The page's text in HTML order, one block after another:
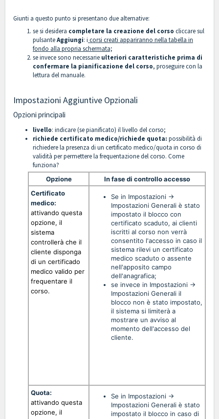
Giunti a questo punto si presentano due alternative:
se si desidera completare la creazione del corso cliccare sul
pulsanteAggiungi: i corsi creati appariranno nella tabella in
fondo alla propria schermata;
se invece sono necessarie ulteriori caratteristiche prima di
confermare la pianificazione del corso, proseguire con la
lettura del manuale.
Impostazioni Aggiuntive Opzionali
Opzioni principali
livello: indicare (se pianificato) il livello del corso;
richiede certificato medico/richiede quota: possibilità di
richiedere la presenza di un certificato medico/quota in corso di
validità per permettere la frequentazione del corso. Come
funziona?
Opzione
In fase di controllo accesso
Certificato
medico:
attivando questa
opzione, il
sistema
controllerà che il
cliente disponga
di un certificado
medico valido per
frequentare il
corso.
Se in Impostazioni ->
Impostazioni Generali è stato
impostato il blocco con
certificato scaduto, ai clienti
iscritti al corso non verrà
consentito l'accesso in caso il
sistema rilevi un certificato
medico scaduto o assente
nell'apposito campo
dell'anagrafica;
se invece in Impostazioni ->
Impostazioni Generali il
blocco non è stato impostato,
il sistema si limiterà a
mostrare un avviso al
momento dell'accesso del
cliente.
Quota:
attivando questa
opzione, il
Se in Impostazioni ->
Impostazioni Generali è stato
impostato il blocco in caso di